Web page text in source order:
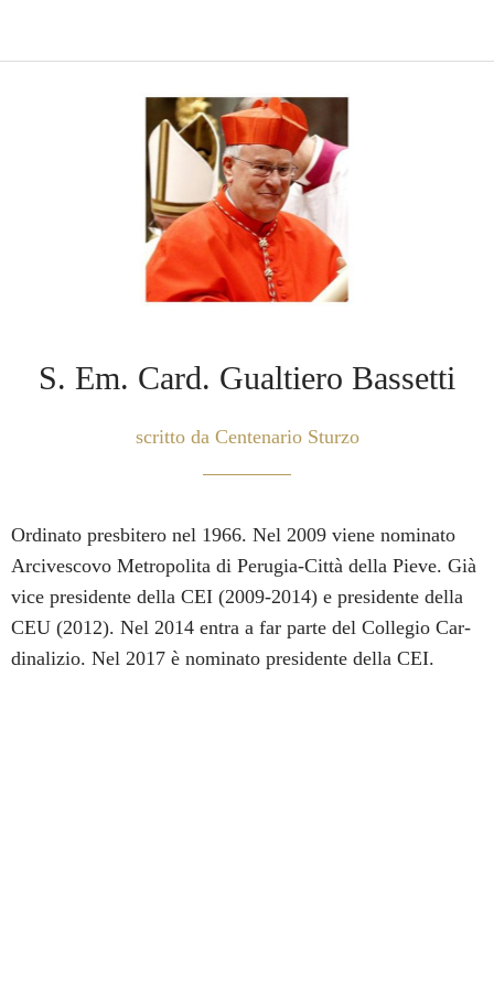
S. Em. Card. Gualtiero Bassetti
scritto da Centenario Sturzo
Ordinato presbitero nel 1966. Nel 2009 viene nominato
Arcivescovo Metropolita di Perugia-Città della Pieve. Già
vice presidente della CEI (2009-2014) e presidente della
CEU (2012). Nel 2014 entra a far parte del Collegio Car-
dinalizio. Nel 2017 è nominato presidente della CEI.